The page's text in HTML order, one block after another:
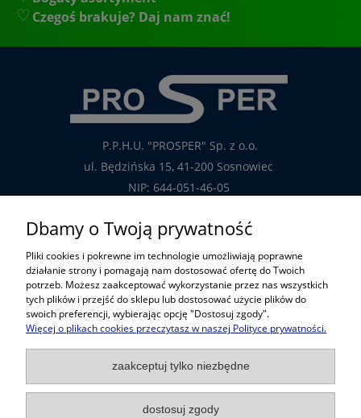
Czegoś brakuje? Daj nam znać!
P.P.H.U. "PROSPER" Sp. z o.o.
ul. Będzińska 15, 41-200 Sosnowiec
NIP: 644-051-46-05
tel.: 32-785-29-00
tel. kom: 609-808-147
handlowy@prosper.com.pl
Informacje
Pomoc w zakupach
Popularne kategorie
Dbamy o Twoją prywatność
Pliki cookies i pokrewne im technologie umożliwiają poprawne
działanie strony i pomagają nam dostosować ofertę do Twoich
potrzeb. Możesz zaakceptować wykorzystanie przez nas wszystkich
tych plików i przejść do sklepu lub dostosować użycie plików do
swoich preferencji, wybierając opcję "Dostosuj zgody".
Więcej o plikach cookies przeczytasz w naszej Polityce prywatności.
zaakceptuj tylko niezbędne
dostosuj zgody